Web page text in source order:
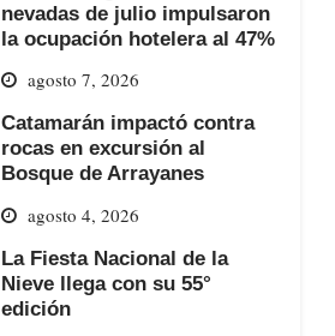
nevadas de julio impulsaron
la ocupación hotelera al 47%
agosto 7, 2026
Catamarán impactó contra
rocas en excursión al
Bosque de Arrayanes
agosto 4, 2026
La Fiesta Nacional de la
Nieve llega con su 55°
edición